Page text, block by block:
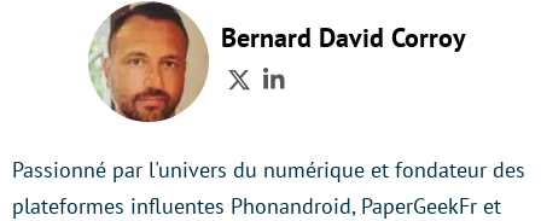
Bernard David Corroy
TwitterLinkedIn
Passionné par l'univers du numérique et fondateur des
plateformes influentes Phonandroid, PaperGeekFr et